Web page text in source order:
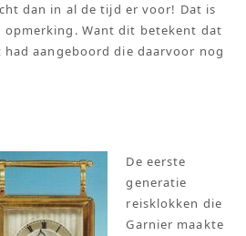
dan in al de tijd er voor! Dat is
opmerking. Want dit betekent dat
aangeboord die daarvoor nog
De eerste
generatie
reisklokken die
Garnier maakte